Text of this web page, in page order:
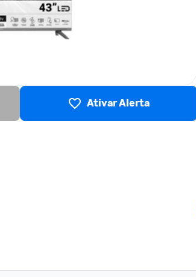
Ativar Alerta